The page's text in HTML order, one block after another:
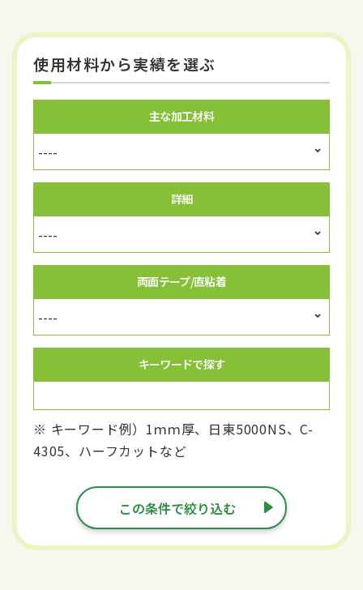
使用材料から実績を選ぶ
主な加工材料
詳細
両面テープ/直粘着
キーワードで探す
※ キーワード例）1ｍｍ厚、日東5000NS、C-
4305、ハーフカットなど